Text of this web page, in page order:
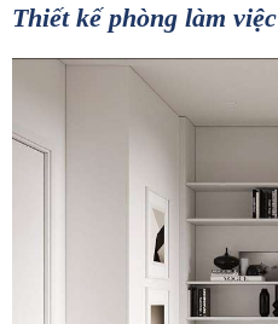
Thiết kế phòng làm việc